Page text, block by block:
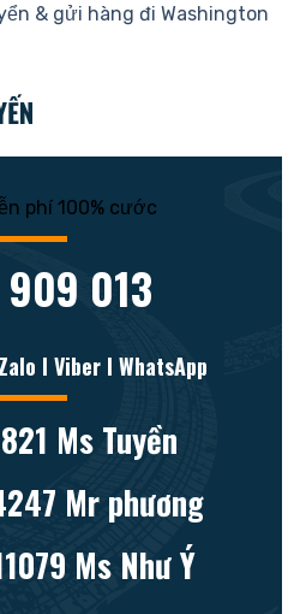
& gửi hàng đi Washington
phí 100% cước
013
l Viber l WhatsApp
Ms Tuyền
Mr phương
Ms Như Ý